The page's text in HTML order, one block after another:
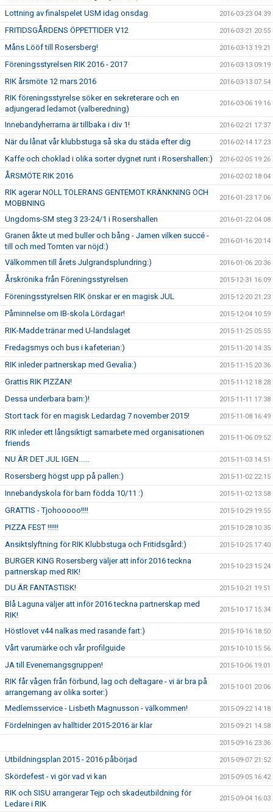
Lottning av finalspelet USM idag onsdag 2016-03-23 04:39
FRITIDSGÅRDENS ÖPPETTIDER V12 2016-03-21 20:55
Måns Lööf till Rosersberg! 2016-03-13 19:21
Föreningsstyrelsen RIK 2016 - 2017 2016-03-13 09:19
RIK årsmöte 12 mars 2016 2016-03-13 07:54
RIK föreningsstyrelse söker en sekreterare och en
adjungerad ledamot (valberedning)
2016-03-06 19:16
Innebandyherrarna är tillbaka i div 1! 2016-02-21 17:37
När du lånat vår klubbstuga så ska du städa efter dig 2016-02-14 17:23
Kaffe och choklad i olika sorter dygnet runt i Rosershallen:) 2016-02-05 19:26
ÅRSMÖTE RIK 2016 2016-02-02 18:04
RIK agerar NOLL TOLERANS GENTEMOT KRÄNKNING OCH
MOBBNING
2016-01-23 17:06
Ungdoms-SM steg 3 23-24/1 i Rosershallen 2016-01-22 04:08
Granen åkte ut med buller och bång - Jamen vilken succé -
till och med Tomten var nöjd:)
2016-01-16 20:14
Välkommen till årets Julgrandsplundring:) 2016-01-06 20:36
Årskrönika från Föreningsstyrelsen 2015-12-31 16:09
Föreningsstyrelsen RIK önskar er en magisk JUL 2015-12-20 21:23
Påminnelse om IB-skola Lördagar! 2015-12-04 10:59
RIK-Madde tränar med U-landslaget 2015-11-25 05:55
Fredagsmys och bus i kafeterian:) 2015-11-20 14:35
RIK inleder partnerskap med Gevalia:) 2015-11-15 20:36
Grattis RIK PIZZAN! 2015-11-12 18:28
Dessa underbara barn:)! 2015-11-11 17:38
Stort tack för en magisk Ledardag 7 november 2015! 2015-11-08 16:49
RIK inleder ett långsiktigt samarbete med organisationen
friends
2015-11-06 09:52
NU ÄR DET JUL IGEN...... 2015-11-03 14:51
Rosersberg högst upp på pallen:) 2015-11-02 22:15
Innebandyskola för barn födda 10/11 :) 2015-11-02 13:58
GRATTIS - Tjohooooo!!!! 2015-10-29 19:55
PIZZA FEST !!!!!! 2015-10-28 10:35
Ansiktslyftning för RIK Klubbstuga och Fritidsgård:) 2015-10-25 17:40
BURGER KING Rosersberg väljer att inför 2016 teckna
partnerskap med RIK!
2015-10-23 15:24
DU ÄR FANTASTISK! 2015-10-21 19:51
Blå Laguna väljer att inför 2016 teckna partnerskap med
RIK!
2015-10-17 15:34
Höstlovet v44 nalkas med rasande fart:) 2015-10-16 18:50
Vårt varumärke och vår profilguide 2015-10-10 15:56
JA till Evenemangsgruppen! 2015-10-06 19:01
RIK får vågen från förbund, lag och deltagare - vi är bra på
arrangemang av olika sorter:)
2015-10-01 20:06
Medlemsservice - Lisbeth Magnusson - välkommen! 2015-09-22 14:18
Fördelningen av halltider 2015-2016 är klar 2015-09-21 14:58
2015-09-16 23:36
Utbildningsplan 2015 - 2016 påbörjad 2015-09-07 21:52
Skördefest - vi gör vad vi kan 2015-09-05 16:42
RIK och SISU arrangerar Tejp och skadeutbildning för
Ledare i RIK
2015-09-04 16:03